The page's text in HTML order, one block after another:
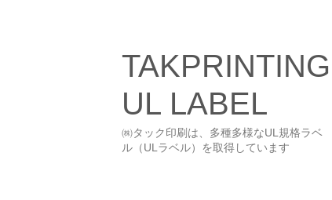
コ
ン
テ
ン
ツ
へ
TAKPRINTING
UL LABEL
㈱タック印刷は、多種多様なUL規格ラベ
ル（ULラベル）を取得しています